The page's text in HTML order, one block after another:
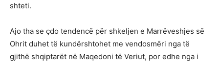
shteti.
Ajo tha se çdo tendencë për shkeljen e Marrëveshjes së
Ohrit duhet të kundërshtohet me vendosmëri nga të
gjithë shqiptarët në Maqedoni të Veriut, por edhe nga i